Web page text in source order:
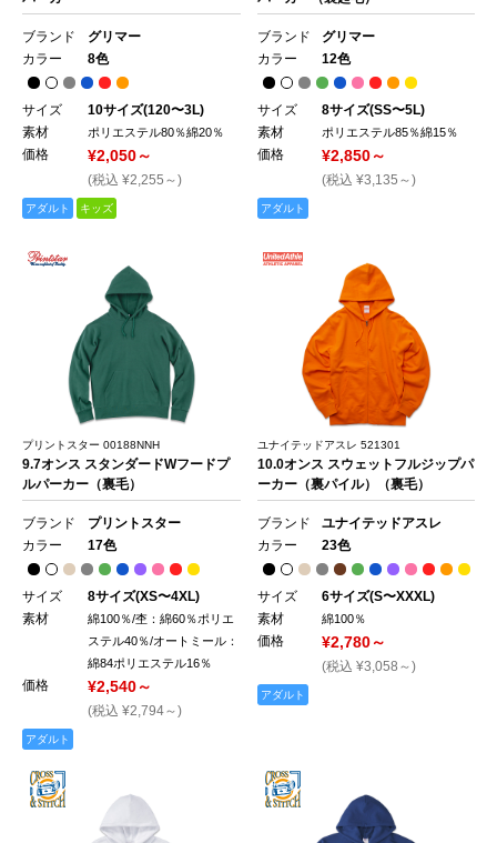
ブランド
グリマー
カラー
8色
サイズ
10サイズ(120〜3L)
素材
ポリエステル80％綿20％
価格 ¥2,050～
(税込 ¥2,255～)
アダルト キッズ
ブランド
グリマー
カラー
12色
サイズ
8サイズ(SS〜5L)
素材
ポリエステル85％綿15％
価格 ¥2,850～
(税込 ¥3,135～)
アダルト
プリントスター 00188NNH
9.7オンス スタンダードWフードプ
ルパーカー（裏毛）
ブランド
プリントスター
カラー
17色
サイズ
8サイズ(XS〜4XL)
素材
綿100％/杢：綿60％ポリエ
ステル40％/オートミール：
綿84ポリエステル16％
価格 ¥2,540～
(税込 ¥2,794～)
アダルト
ユナイテッドアスレ 521301
10.0オンス スウェットフルジップパ
ーカー（裏パイル）（裏毛）
ブランド
ユナイテッドアスレ
カラー
23色
サイズ
6サイズ(S〜XXXL)
素材
綿100％
価格 ¥2,780～
(税込 ¥3,058～)
アダルト